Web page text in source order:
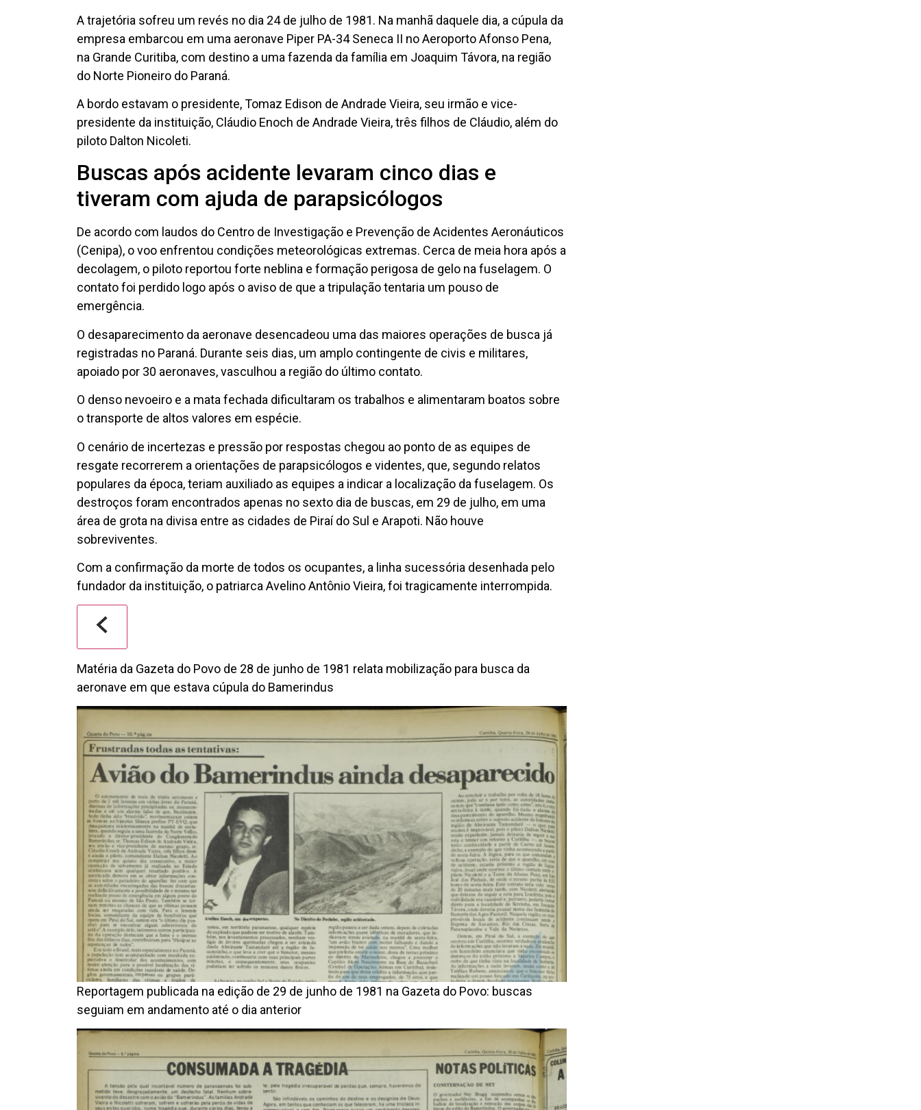
A trajetória sofreu um revés no dia 24 de julho de 1981. Na manhã daquele dia, a cúpula da
empresa embarcou em uma aeronave Piper PA-34 Seneca II no Aeroporto Afonso Pena,
na Grande Curitiba, com destino a uma fazenda da família em Joaquim Távora, na região
do Norte Pioneiro do Paraná.
A bordo estavam o presidente, Tomaz Edison de Andrade Vieira, seu irmão e vice-
presidente da instituição, Cláudio Enoch de Andrade Vieira, três filhos de Cláudio, além do
piloto Dalton Nicoleti.
Buscas após acidente levaram cinco dias e
tiveram com ajuda de parapsicólogos
De acordo com laudos do Centro de Investigação e Prevenção de Acidentes Aeronáuticos
(Cenipa), o voo enfrentou condições meteorológicas extremas. Cerca de meia hora após a
decolagem, o piloto reportou forte neblina e formação perigosa de gelo na fuselagem. O
contato foi perdido logo após o aviso de que a tripulação tentaria um pouso de
emergência.
O desaparecimento da aeronave desencadeou uma das maiores operações de busca já
registradas no Paraná. Durante seis dias, um amplo contingente de civis e militares,
apoiado por 30 aeronaves, vasculhou a região do último contato.
O denso nevoeiro e a mata fechada dificultaram os trabalhos e alimentaram boatos sobre
o transporte de altos valores em espécie.
O cenário de incertezas e pressão por respostas chegou ao ponto de as equipes de
resgate recorrerem a orientações de parapsicólogos e videntes, que, segundo relatos
populares da época, teriam auxiliado as equipes a indicar a localização da fuselagem. Os
destroços foram encontrados apenas no sexto dia de buscas, em 29 de julho, em uma
área de grota na divisa entre as cidades de Piraí do Sul e Arapoti. Não houve
sobreviventes.
Com a confirmação da morte de todos os ocupantes, a linha sucessória desenhada pelo
fundador da instituição, o patriarca Avelino Antônio Vieira, foi tragicamente interrompida.
Matéria da Gazeta do Povo de 28 de junho de 1981 relata mobilização para busca da
aeronave em que estava cúpula do Bamerindus
Reportagem publicada na edição de 29 de junho de 1981 na Gazeta do Povo: buscas
seguiam em andamento até o dia anterior